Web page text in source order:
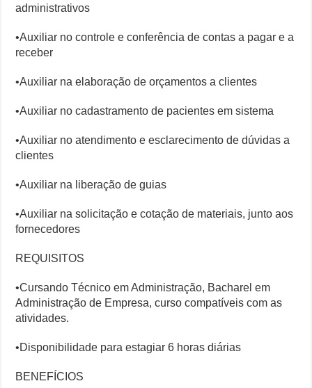
administrativos
•Auxiliar no controle e conferência de contas a pagar e a
receber
•Auxiliar na elaboração de orçamentos a clientes
•Auxiliar no cadastramento de pacientes em sistema
•Auxiliar no atendimento e esclarecimento de dúvidas a
clientes
•Auxiliar na liberação de guias
•Auxiliar na solicitação e cotação de materiais, junto aos
fornecedores
REQUISITOS
•Cursando Técnico em Administração, Bacharel em
Administração de Empresa, curso compatíveis com as
atividades.
•Disponibilidade para estagiar 6 horas diárias
BENEFÍCIOS